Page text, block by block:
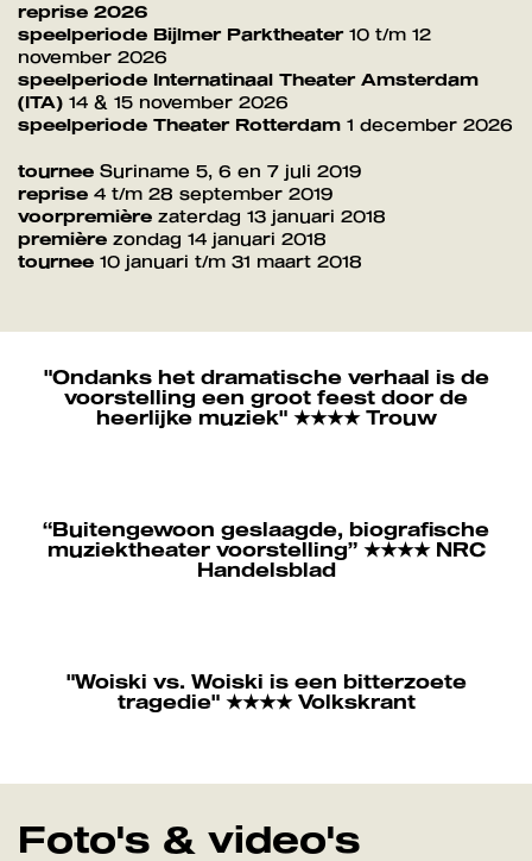
reprise 2026
speelperiode Bijlmer Parktheater 10 t/m 12
november 2026
speelperiode Internatinaal Theater Amsterdam
(ITA) 14 & 15 november 2026
speelperiode Theater Rotterdam 1 december 2026
tournee Suriname 5, 6 en 7 juli 2019
reprise 4 t/m 28 september 2019
voorpremière zaterdag 13 januari 2018
première zondag 14 januari 2018
tournee 10 januari t/m 31 maart 2018
"Ondanks het dramatische verhaal is de
voorstelling een groot feest door de
heerlijke muziek" ★★★★ Trouw
“Buitengewoon geslaagde, biografische
muziektheater voorstelling” ★★★★ NRC
Handelsblad
"Woiski vs. Woiski is een bitterzoete
tragedie" ★★★★ Volkskrant
Foto's & video's
Inzoomen